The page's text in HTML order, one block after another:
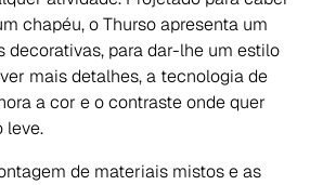
chapéu, o Thurso apresenta um
decorativas, para dar-lhe um estilo
mais detalhes, a tecnologia de
a cor e o contraste onde quer
leve.
de materiais mistos e as